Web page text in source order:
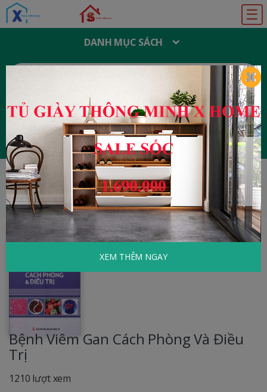
☰
DANH MỤC SÁCH
T
M
I
:
Đăng ký Đăng nhập
HOME Y Học - Sức Khỏe
Bệnh Viêm Gan
Cách Phòng Và Điều Trị
Bệnh Viêm Gan Cách Phòng Và Điều
Trị
1210 lượt xem
XEM THÊM NGAY